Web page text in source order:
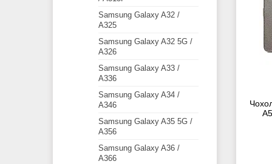
Samsung Galaxy A32 /
A325
Samsung Galaxy A32 5G /
A326
Samsung Galaxy A33 /
A336
Samsung Galaxy A34 /
A346
Samsung Galaxy A35 5G /
A356
Samsung Galaxy A36 /
A366